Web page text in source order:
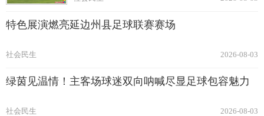
特色展演燃亮延边州县足球联赛赛场
2026-08-03
社会民生
绿茵见温情！主客场球迷双向呐喊尽显足球包容魅力
2026-08-03
社会民生